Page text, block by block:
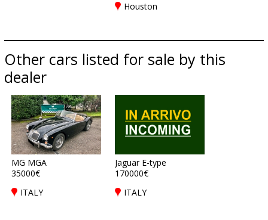
Houston
Other cars listed for sale by this
dealer
MG MGA
35000€
ITALY
Jaguar E-type
170000€
ITALY